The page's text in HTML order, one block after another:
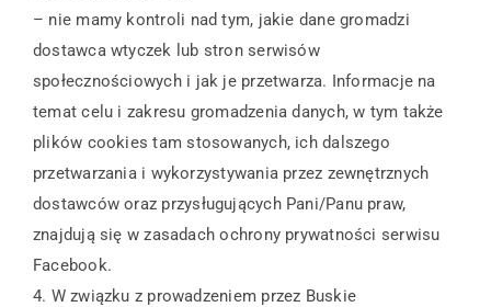
– nie mamy kontroli nad tym, jakie dane gromadzi
dostawca wtyczek lub stron serwisów
społecznościowych i jak je przetwarza. Informacje na
temat celu i zakresu gromadzenia danych, w tym także
plików cookies tam stosowanych, ich dalszego
przetwarzania i wykorzystywania przez zewnętrznych
dostawców oraz przysługujących Pani/Panu praw,
znajdują się w zasadach ochrony prywatności serwisu
Facebook.
4. W związku z prowadzeniem przez Buskie